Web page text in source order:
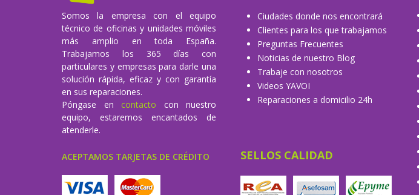
Somos la empresa con el equipo
técnico de oficinas y unidades móviles
más amplio en toda España.
Trabajamos los 365 días con
particulares y empresas para darle una
solución rápida, eficaz y con garantía
en sus reparaciones.
Póngase en contacto con nuestro
equipo, estaremos encantados de
atenderle.
ACEPTAMOS TARJETAS DE CRÉDITO
Ciudades donde nos encontrará
Clientes para los que trabajamos
Preguntas Frecuentes
Noticias de nuestro Blog
Trabaje con nosotros
Videos YAVOI
Reparaciones a domicilio 24h
SELLOS CALIDAD